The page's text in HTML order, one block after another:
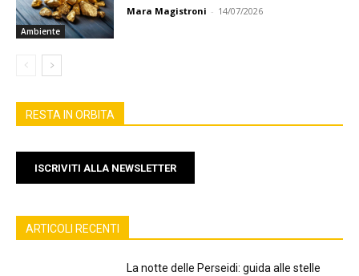
Ambiente
Mara Magistroni - 14/07/2026
RESTA IN ORBITA
ISCRIVITI ALLA NEWSLETTER
ARTICOLI RECENTI
La notte delle Perseidi: guida alle stelle